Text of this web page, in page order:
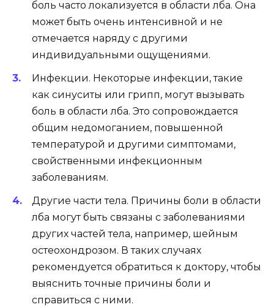
боль часто локализуется в области лба. Она
может быть очень интенсивной и не
отмечается наряду с другими
индивидуальными ощущениями.
Инфекции. Некоторые инфекции, такие
как синуситы или грипп, могут вызывать
боль в области лба. Это сопровождается
общим недомоганием, повышенной
температурой и другими симптомами,
свойственными инфекционным
заболеваниям.
Другие части тела. Причины боли в области
лба могут быть связаны с заболеваниями
других частей тела, например, шейным
остеохондрозом. В таких случаях
рекомендуется обратиться к доктору, чтобы
выяснить точные причины боли и
справиться с ними.